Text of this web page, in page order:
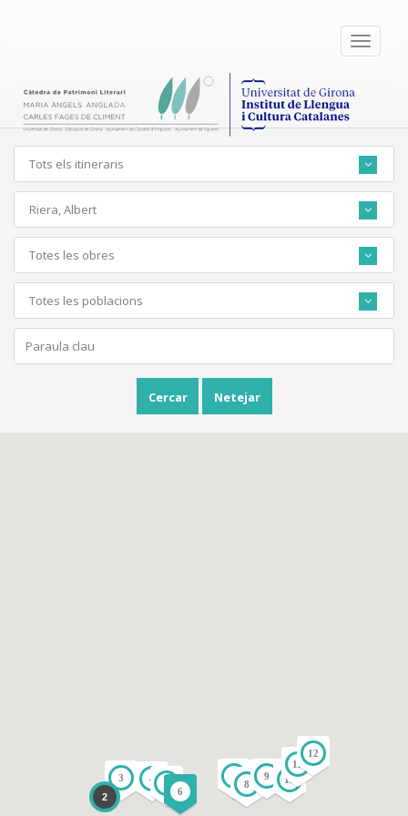
Toggle
Tots els itineraris
Riera, Albert
Totes les obres
Totes les poblacions
Cercar Netejar
3 4
6
7
8
9 10
11
12
2